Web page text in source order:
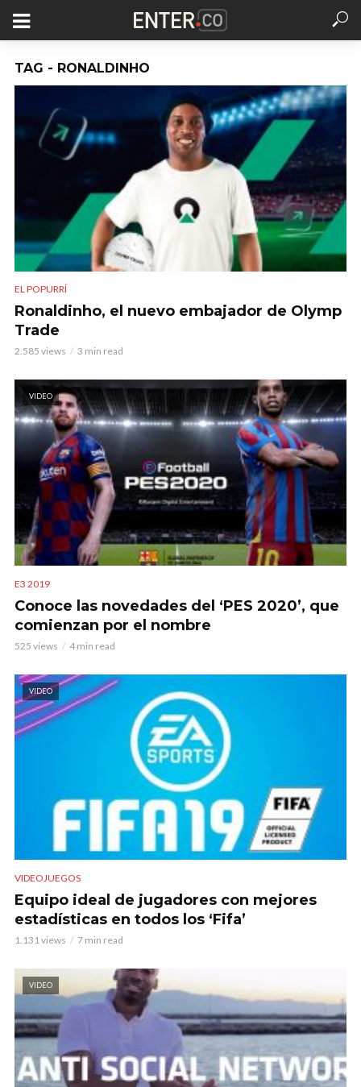
TAG - RONALDINHO
EL POPURRÍ
Ronaldinho, el nuevo embajador de Olymp
Trade
2.585 views 3 min read
VIDEO
E3 2019
Conoce las novedades del ‘PES 2020’, que
comienzan por el nombre
525 views 4 min read
VIDEO
VIDEOJUEGOS
Equipo ideal de jugadores con mejores
estadísticas en todos los ‘Fifa’
1.131 views 7 min read
VIDEO